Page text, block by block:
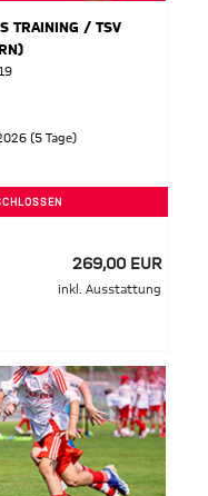
TRAINING / TSV
(5 Tage)
269,00 EUR
inkl. Ausstattung